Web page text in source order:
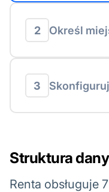
2 Określ
3
Struktura
Renta obsługuje